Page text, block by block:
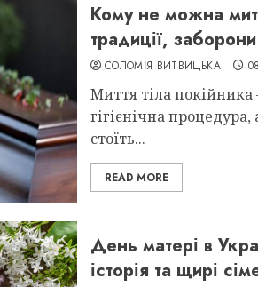
Кому не можна
традиції,
СОЛОМІЯ ВИТВИЦЬКА
Миття тіла
гігієнічна
стоїть...
READ MORE
День матері в
історія та щирі